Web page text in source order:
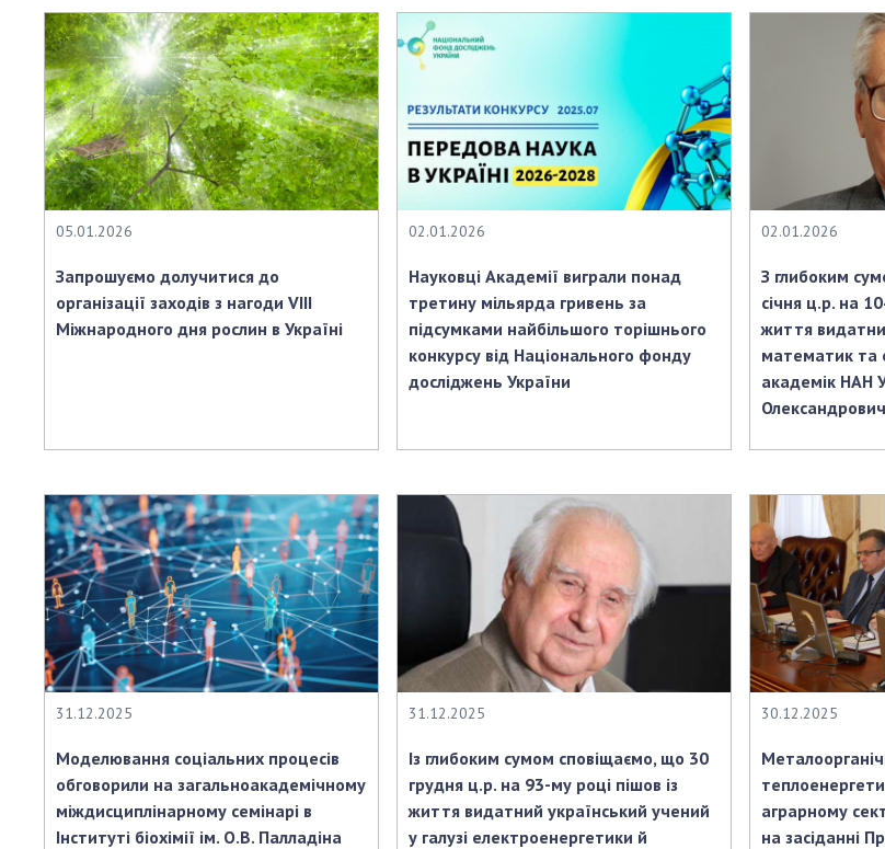
Благодійний фонд
імені Бориса Патона
НАН України
Концепція розвитку
Національної
академії наук
України
Президії
Ради, комітети
та комісії
Наукові центри
МОН та НАН
України
НАН
05.01.2026
Запрошуємо долучитися до
організації заходів з нагоди VIII
Міжнародного дня рослин в Україні
02.01.2026
Науковці Академії виграли понад
третину мільярда гривень за
підсумками найбільшого торішнього
конкурсу від Національного фонду
досліджень України
02.01.2026
З глибоким
січня ц.р. на
життя
математик та
академік НАН
31.12.2025
Моделювання соціальних процесів
обговорили на загальноакадемічному
міждисциплінарному семінарі в
Інституті біохімії ім. О.В. Палладіна
31.12.2025
Із глибоким сумом сповіщаємо, що 30
грудня ц.р. на 93-му році пішов із
життя видатний український учений
у галузі електроенергетики й
30.12.2025
аграрному
на засіданні